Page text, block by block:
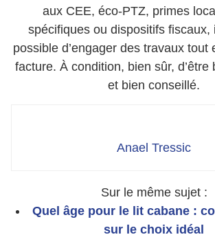
aux CEE, éco-PTZ, primes
spécifiques ou dispositifs fiscaux,
possible d’engager des travaux tout
facture. À condition, bien sûr,
et bien conseillé.
Anael Tressic
Sur le même sujet :
Quel âge pour le lit cabane :
sur le choix idéal